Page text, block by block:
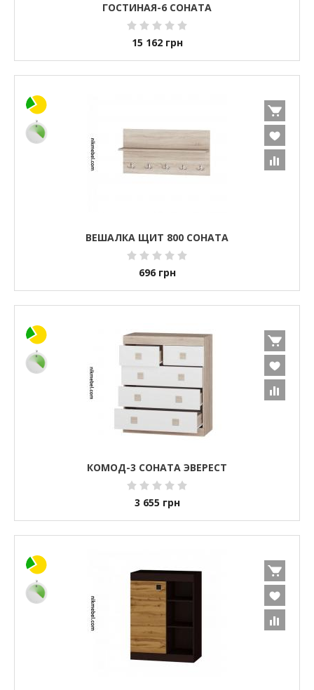
ГОСТИНАЯ-6 СОНАТА
15 162 грн
ВЕШАЛКА ЩИТ 800 СОНАТА
696 грн
КОМОД-3 СОНАТА ЭВЕРЕСТ
3 655 грн